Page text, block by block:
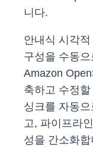
니다.
안내식 시각
구성을 수동
Amazon
축하고 수정
싱크를 자동
고, 파이프라
성을 간소화